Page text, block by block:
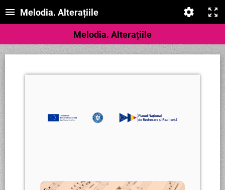
Melodia. Alterațiile
Melodia. Alterațiile